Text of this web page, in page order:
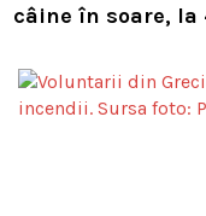
câine în soare, la